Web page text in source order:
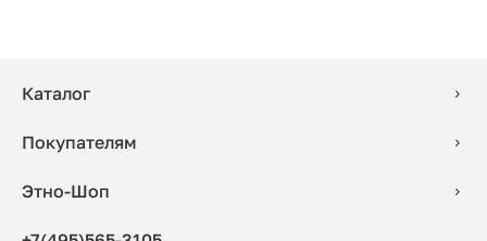
Каталог
Покупателям
Этно-Шоп